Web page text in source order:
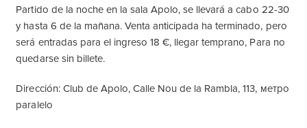
Partido de la noche en la sala Apolo, se llevará a cabo 22-30
y hasta 6 de la mañana. Venta anticipada ha terminado, pero
será entradas para el ingreso 18 €, llegar temprano, Para no
quedarse sin billete.
Dirección: Club de Apolo, Calle Nou de la Rambla, 113, метро
paralelo